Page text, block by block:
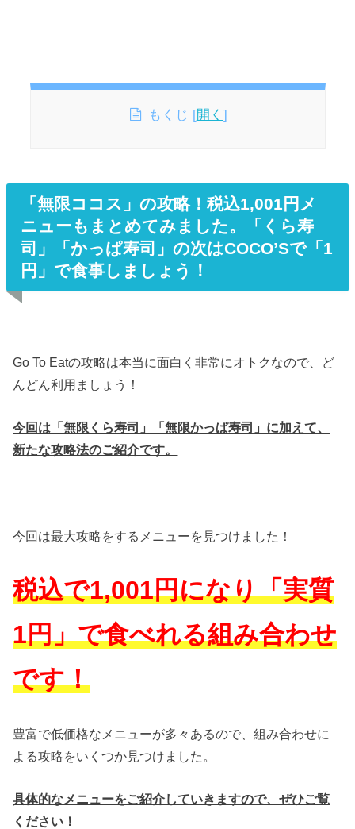
もくじ [開く ]
「無限ココス」の攻略！税込1,001円メ
ニューもまとめてみました。「くら寿
司」「かっぱ寿司」の次はCOCO’Sで「1
円」で食事しましょう！
Go To Eatの攻略は本当に面白く非常にオトクなので、ど
んどん利用ましょう！
今回は「無限くら寿司」「無限かっぱ寿司」に加えて、
新たな攻略法のご紹介です。
今回は最大攻略をするメニューを見つけました！
税込で1,001円になり「実質
1円」で食べれる組み合わせ
です！
豊富で低価格なメニューが多々あるので、組み合わせに
よる攻略をいくつか見つけました。
具体的なメニューをご紹介していきますので、ぜひご覧
ください！